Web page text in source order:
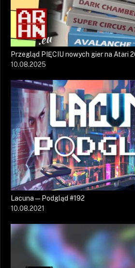
Przegląd PIĘCIU nowych gier na Atari
10.08.2025
Lacuna — Podgląd #192
10.08.2021